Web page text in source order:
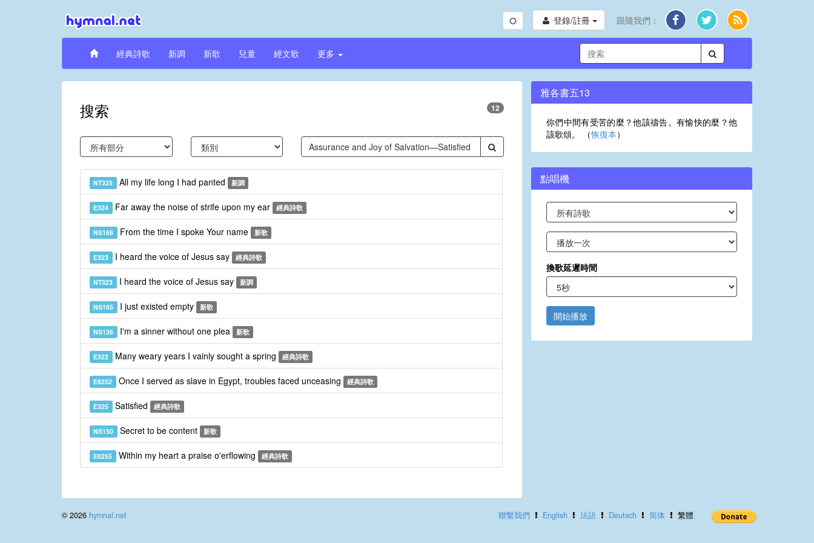
登錄/註冊 跟隨我們：
經典詩歌 新調 新歌 兒童 經文歌 更多
搜索 12
NT325 All my life long I had panted 新調
E324 Far away the noise of strife upon my ear 經典詩歌
NS168 From the time I spoke Your name 新歌
E323 I heard the voice of Jesus say 經典詩歌
NT323 I heard the voice of Jesus say 新調
NS165 I just existed empty 新歌
NS136 I'm a sinner without one plea 新歌
E322 Many weary years I vainly sought a spring 經典詩歌
E8252 Once I served as slave in Egypt, troubles faced unceasing 經典詩歌
E325 Satisfied 經典詩歌
NS150 Secret to be content 新歌
E8255 Within my heart a praise o'erflowing 經典詩歌
雅各書五13
你們中間有受苦的麼？他該禱告。有愉快的麼？他
該歌頌。 （恢復本）
點唱機
換歌延遲時間
開始播放
聯繫我們 English 法語 Deutsch 简体 繁體
© 2026 hymnal.net